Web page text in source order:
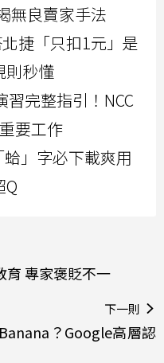
無良賣家手法
捷「只扣1元」是
則秒懂
完整指引！NCC
要工作
」字必下載爽用
Q
育 專家褒貶不一
下一則
？Google高層認